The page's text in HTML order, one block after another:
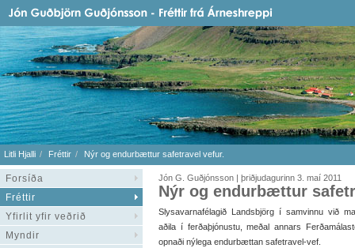
Litli Hjalli Fréttir Nýr og endurbættur safetravel vefur.
Forsíða
Fréttir
Yfirlit yfir veðrið
Myndir
Jón G. Guðjónsson | þriðjudagurinn 3. maí 2011
Nýr og endurbættur
Slysavarnafélagið Landsbjörg í samvinnu við
aðila í ferðaþjónustu, meðal annars
opnaði nýlega endurbættan safetravel-vef.